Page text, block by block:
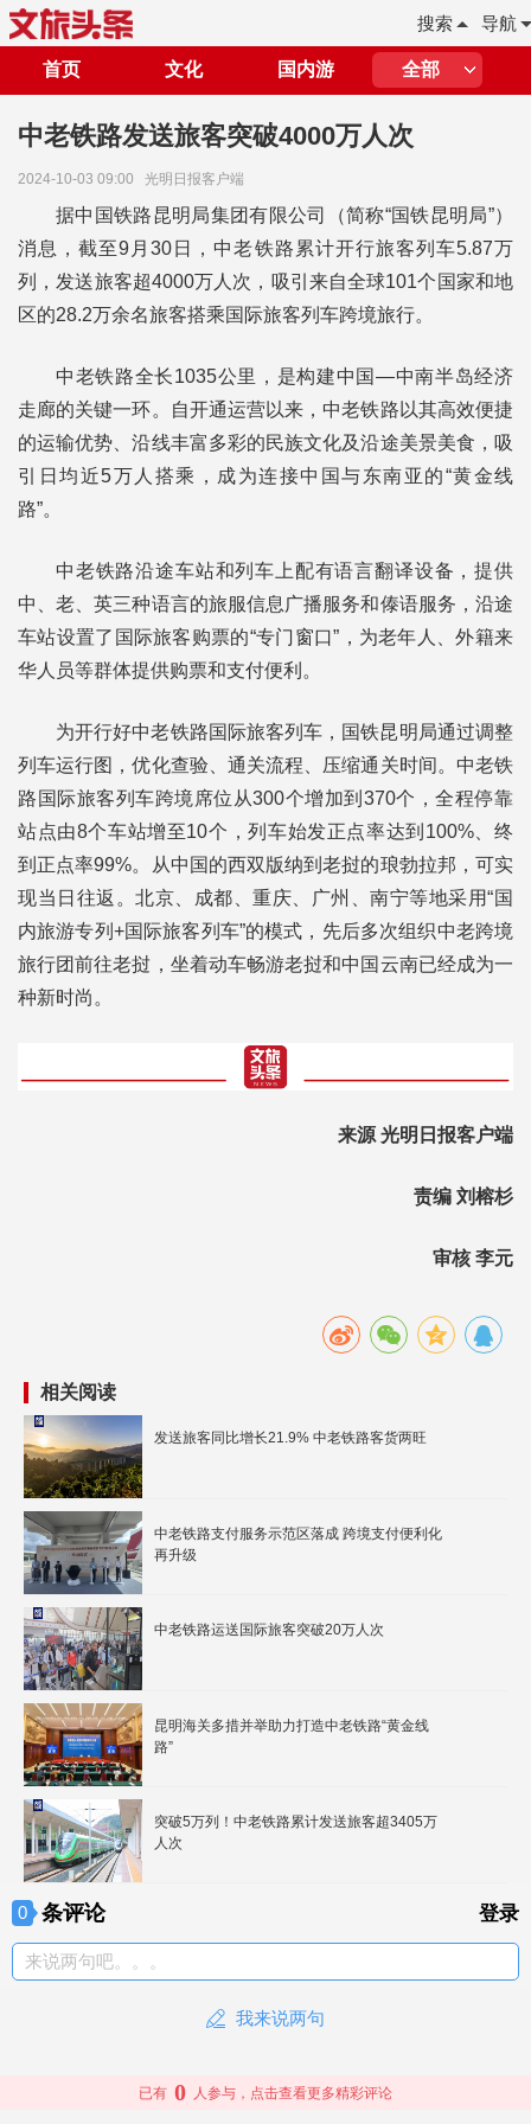
导航
搜索
首页 文化 国内游 全部
中老铁路发送旅客突破4000万人次
2024-10-03 09:00 光明日报客户端
据中国铁路昆明局集团有限公司（简称“国铁昆明局”）
消息，截至9月30日，中老铁路累计开行旅客列车5.87万
列，发送旅客超4000万人次，吸引来自全球101个国家和地
区的28.2万余名旅客搭乘国际旅客列车跨境旅行。
中老铁路全长1035公里，是构建中国—中南半岛经济
走廊的关键一环。自开通运营以来，中老铁路以其高效便捷
的运输优势、沿线丰富多彩的民族文化及沿途美景美食，吸
引日均近5万人搭乘，成为连接中国与东南亚的“黄金线
路”。
中老铁路沿途车站和列车上配有语言翻译设备，提供
中、老、英三种语言的旅服信息广播服务和傣语服务，沿途
车站设置了国际旅客购票的“专门窗口”，为老年人、外籍来
华人员等群体提供购票和支付便利。
为开行好中老铁路国际旅客列车，国铁昆明局通过调整
列车运行图，优化查验、通关流程、压缩通关时间。中老铁
路国际旅客列车跨境席位从300个增加到370个，全程停靠
站点由8个车站增至10个，列车始发正点率达到100%、终
到正点率99%。从中国的西双版纳到老挝的琅勃拉邦，可实
现当日往返。北京、成都、重庆、广州、南宁等地采用“国
内旅游专列+国际旅客列车”的模式，先后多次组织中老跨境
旅行团前往老挝，坐着动车畅游老挝和中国云南已经成为一
种新时尚。
来源 光明日报客户端
责编 刘榕杉
审核 李元
相关阅读
发送旅客同比增长21.9% 中老铁路客货两旺
中老铁路支付服务示范区落成 跨境支付便利化
再升级
中老铁路运送国际旅客突破20万人次
昆明海关多措并举助力打造中老铁路“黄金线
路”
突破5万列！中老铁路累计发送旅客超3405万
人次
0 条评论 登录
来说两句吧。。。
我来说两句
已有 0 人参与，点击查看更多精彩评论